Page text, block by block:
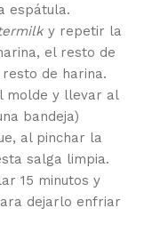
espátula.
y repetir la
el resto de
de harina.
molde y llevar al
bandeja)
al pinchar la
salga limpia.
15 minutos y
dejarlo enfriar